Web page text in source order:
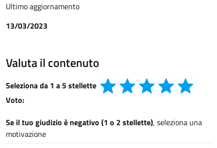
Ultimo aggiornamento
13/03/2023
Valuta il contenuto
Seleziona da 1 a 5 stellette
Voto:
Se il tuo giudizio è negativo (1 o 2 stellette), seleziona una
motivazione